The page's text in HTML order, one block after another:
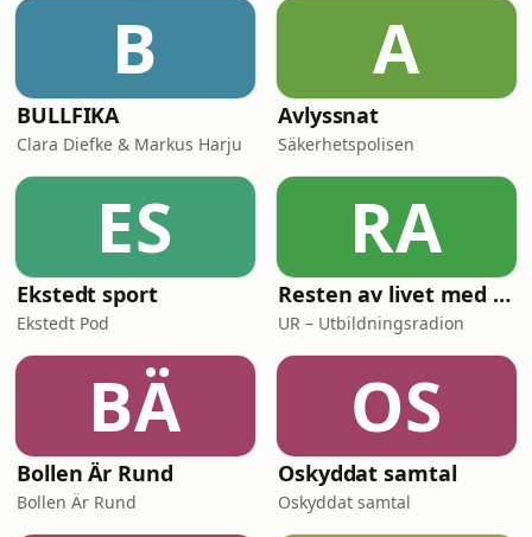
B
BULLFIKA
Clara Diefke & Markus Harju
A
Avlyssnat
Säkerhetspolisen
ES
Ekstedt sport
Ekstedt Pod
RA
Resten av livet med Mark Levengood
UR – Utbildningsradion
BÄ
Bollen Är Rund
Bollen Är Rund
OS
Oskyddat samtal
Oskyddat samtal